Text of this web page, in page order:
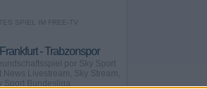
SPIEL IM FREE-TV
- Trabzonspor
por Sky Sport
News Livestream, Sky Stream,
Sport Bundesliga